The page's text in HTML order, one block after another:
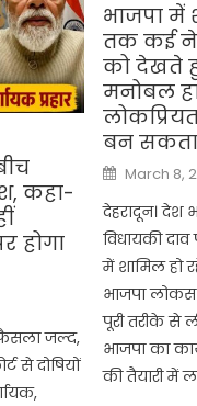
कहा-
होगा
जल्द,
से दोषियों
भाजपा में
तक कई
को देखते
मनोबल
बन सकता
Posted
on
March 8,
देहरादून। देश
विधायकी
में शामिल हो
भाजपा
पूरी तरीके से
भाजपा का
की तैयारी में